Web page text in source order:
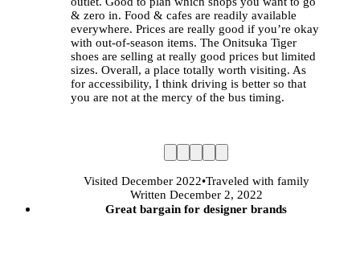
& zero in. Food & cafes are readily available
everywhere. Prices are really good if you’re okay
with out-of-season items. The Onitsuka Tiger
shoes are selling at really good prices but limited
sizes. Overall, a place totally worth visiting. As
for accessibility, I think driving is better so that
you are not at the mercy of the bus timing.
Visited December 2022•Traveled with family
Written December 2, 2022
Great bargain for designer brands